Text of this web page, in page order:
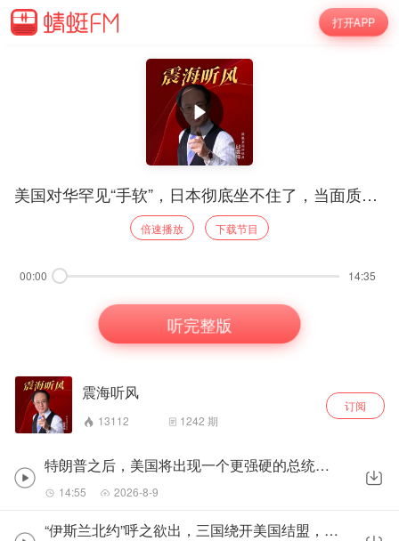
打开APP
美国对华罕见“手软”，日本彻底坐不住了，当面质问美防长
倍速播放 下载节目
00:00 14:35
听完整版
震海听风
13112 1242 期
订阅
特朗普之后，美国将出现一个更强硬的总统？三位人选浮出水面
14:55 2026-8-9
“伊斯兰北约”呼之欲出，三国绕开美国结盟，特朗普彻底坐不住了